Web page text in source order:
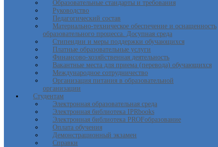
Образовательные стандарты и требования
Руководство
Педагогический состав
Материально-техническое обеспечение и оснащенность
образовательного процесса. Досупная среда
Стипендии и меры поддержки обучающихся
Платные образовательные услуги
Финансово-хозяйственная деятельность
Вакантные места для приема (перевода) обучающихся
Международное сотрудничество
Организация питания в образовательной
организации
Студентам
Электронная образовательная среда
Электронная библиотека IPRbooks
Электронная библиотека PROFобразование
Оплата обучения
Демонстрационный экзамен
Справки